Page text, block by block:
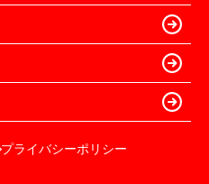
プライバシーポリシー